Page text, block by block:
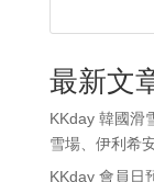
最新文
KKday 韓國滑
雪場、伊利希
KKday 會員日